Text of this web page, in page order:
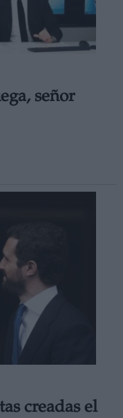
señor
creadas el